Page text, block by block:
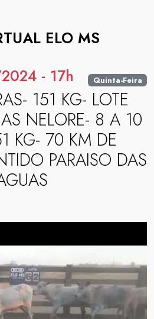
ELO MS
- 17h Quinta-Feira
151 KG- LOTE
NELORE- 8 A 10
KG- 70 KM DE
PARAISO DAS